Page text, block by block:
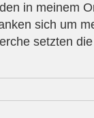
in meinem
sich um
setzten